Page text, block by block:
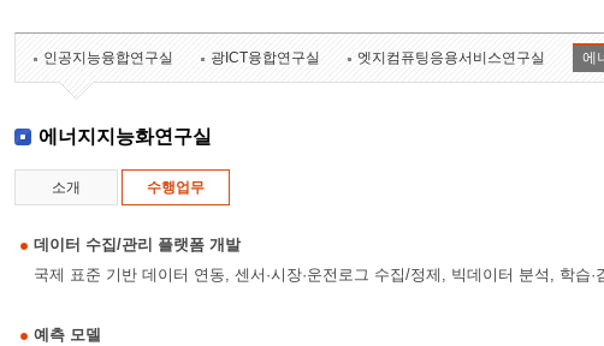
인공지능융합연구실 광ICT융합연구실 엣지컴퓨팅응용서비스연구실 에
에너지지능화연구실
소개 수행업무
데이터 수집/관리 플랫폼 개발
국제 표준 기반 데이터 연동, 센서·시장·운전로그 수집/정제, 빅데이터 분석, 학습·
예측 모델